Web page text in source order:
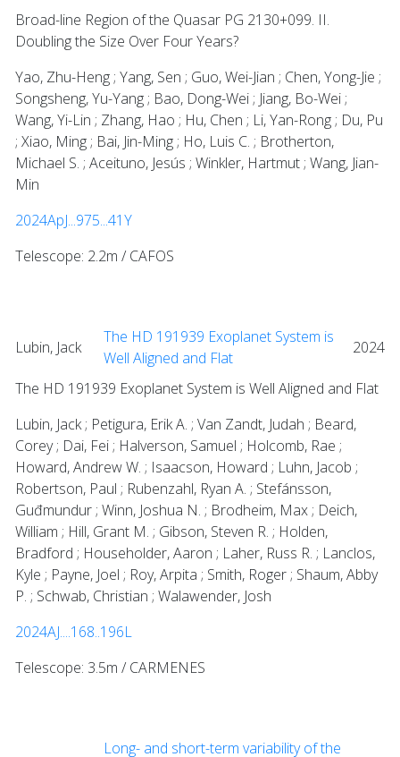
Broad-line Region of the Quasar PG 2130+099. II.
Doubling the Size Over Four Years?
Yao, Zhu-Heng ; Yang, Sen ; Guo, Wei-Jian ; Chen, Yong-Jie ;
Songsheng, Yu-Yang ; Bao, Dong-Wei ; Jiang, Bo-Wei ;
Wang, Yi-Lin ; Zhang, Hao ; Hu, Chen ; Li, Yan-Rong ; Du, Pu
; Xiao, Ming ; Bai, Jin-Ming ; Ho, Luis C. ; Brotherton,
Michael S. ; Aceituno, Jesús ; Winkler, Hartmut ; Wang, Jian-
Min
2024ApJ...975...41Y
Telescope: 2.2m / CAFOS
Lubin, Jack
The HD 191939 Exoplanet System is
Well Aligned and Flat
2024
The HD 191939 Exoplanet System is Well Aligned and Flat
Lubin, Jack ; Petigura, Erik A. ; Van Zandt, Judah ; Beard,
Corey ; Dai, Fei ; Halverson, Samuel ; Holcomb, Rae ;
Howard, Andrew W. ; Isaacson, Howard ; Luhn, Jacob ;
Robertson, Paul ; Rubenzahl, Ryan A. ; Stefánsson,
Guđmundur ; Winn, Joshua N. ; Brodheim, Max ; Deich,
William ; Hill, Grant M. ; Gibson, Steven R. ; Holden,
Bradford ; Householder, Aaron ; Laher, Russ R. ; Lanclos,
Kyle ; Payne, Joel ; Roy, Arpita ; Smith, Roger ; Shaum, Abby
P. ; Schwab, Christian ; Walawender, Josh
2024AJ....168..196L
Telescope: 3.5m / CARMENES
Long- and short-term variability of the